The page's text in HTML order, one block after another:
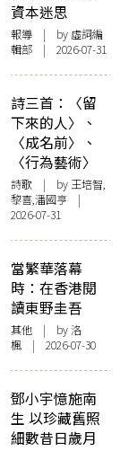
資本迷思
報導 | by 虛詞編
輯部 | 2026-07-31
詩三首：〈留
下來的人〉、
〈成名前〉、
〈行為藝術〉
詩歌 | by 王培智,
黎喜,潘國亨 |
2026-07-31
當繁華落幕
時：在香港閱
讀東野圭吾
其他 | by洛
楓 | 2026-07-30
鄧小宇憶施南
生 以珍藏舊照
細數昔日歲月